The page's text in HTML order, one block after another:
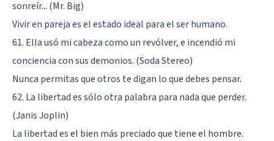
sonreír... (Mr. Big)
Vivir en pareja es el estado ideal para el ser humano.
61. Ella usó mi cabeza como un revólver, e incendió mi
conciencia con sus demonios. (Soda Stereo)
Nunca permitas que otros te digan lo que debes pensar.
62. La libertad es sólo otra palabra para nada que perder.
(Janis Joplin)
La libertad es el bien más preciado que tiene el hombre.